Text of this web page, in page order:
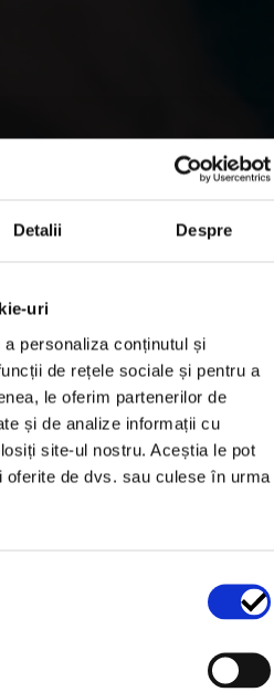
Detalii Despre
uri
personaliza conținutul și
de rețele sociale și pentru a
le oferim partenerilor de
și de analize informații cu
site-ul nostru. Aceștia le pot
oferite de dvs. sau culese în urma